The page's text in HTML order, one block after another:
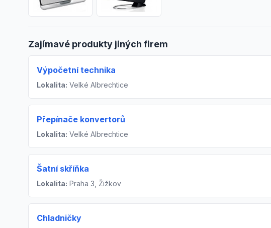
Zajímavé produkty jiných firem
Výpočetní technika
Lokalita: Velké Albrechtice
Přepínače konvertorů
Lokalita: Velké Albrechtice
Šatní skříňka
Lokalita: Praha 3, Žižkov
Chladničky